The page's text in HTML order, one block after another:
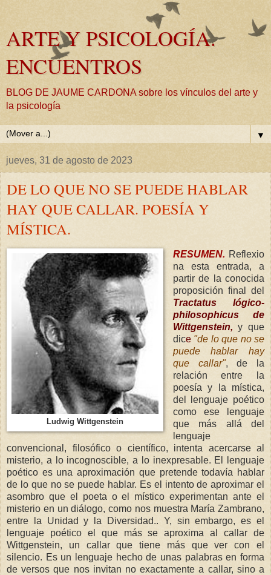
ARTE Y PSICOLOGÍA.
ENCUENTROS
BLOG DE JAUME CARDONA sobre los vínculos del arte y
la psicología
▼
jueves, 31 de agosto de 2023
DE LO QUE NO SE PUEDE HABLAR
HAY QUE CALLAR. POESÍA Y
MÍSTICA.
Ludwig Wittgenstein
RESUMEN. Reflexio
na esta entrada, a
partir de la conocida
proposición final del
Tractatus lógico-
philosophicus de
Wittgenstein, y que
dice "de lo que no se
puede hablar hay
que callar", de la
relación entre la
poesía y la mística,
del lenguaje poético
como ese lenguaje
que más allá del
lenguaje
convencional, filosófico o científico, intenta acercarse al
misterio, a lo incognoscible, a lo inexpresable. El lenguaje
poético es una aproximación que pretende todavía hablar
de lo que no se puede hablar. Es el intento de aproximar el
asombro que el poeta o el místico experimentan ante el
misterio en un diálogo, como nos muestra María Zambrano,
entre la Unidad y la Diversidad.. Y, sin embargo, es el
lenguaje poético el que más se aproxima al callar de
Wittgenstein, un callar que tiene más que ver con el
silencio. Es un lenguaje hecho de unas palabras en forma
de versos que nos invitan no exactamente a callar, sino a